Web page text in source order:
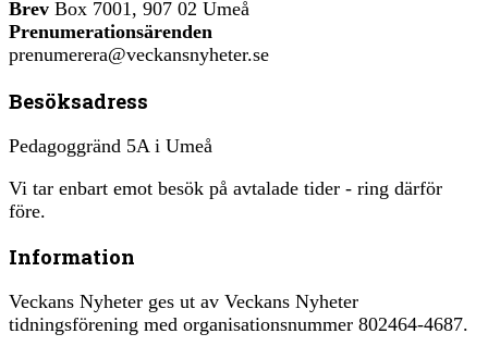
Brev Box 7001, 907 02 Umeå
Prenumerationsärenden
prenumerera@veckansnyheter.se
Besöksadress
Pedagoggränd 5A i Umeå
Vi tar enbart emot besök på avtalade tider - ring därför
före.
Information
Veckans Nyheter ges ut av Veckans Nyheter
tidningsförening med organisationsnummer 802464-4687.